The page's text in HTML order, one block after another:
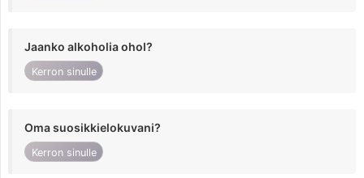
Jaanko alkoholia ohol?
Kerron sinulle
Oma suosikkielokuvani?
Kerron sinulle